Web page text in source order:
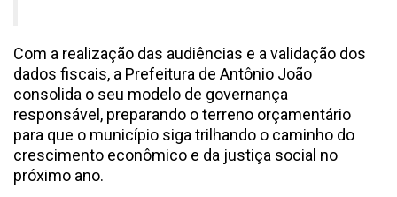
Com a realização das audiências e a validação dos
dados fiscais, a Prefeitura de Antônio João
consolida o seu modelo de governança
responsável, preparando o terreno orçamentário
para que o município siga trilhando o caminho do
crescimento econômico e da justiça social no
próximo ano.